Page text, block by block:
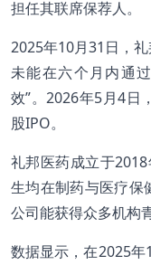
担任其联席保荐人。
2025年10月31日，
未能在六个月内通
效”。2026年5月4日
股IPO。
礼邦医药成立于
生均在制药与医疗保
公司能获得众多机构
数据显示，在2025